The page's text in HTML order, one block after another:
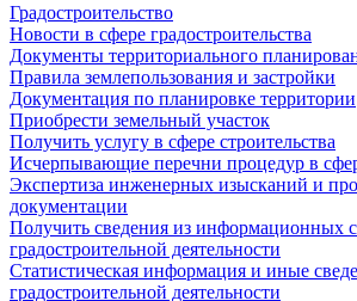
Градостроительство
Новости в сфере градостроительства
Документы территориального
Правила землепользования и застройки
Документация по планировке территории
Приобрести земельный участок
Получить услугу в сфере строительства
Исчерпывающие перечни процедур в
Экспертиза инженерных изысканий и
документации
Получить сведения из информационных
градостроительной деятельности
Статистическая информация и иные
градостроительной деятельности